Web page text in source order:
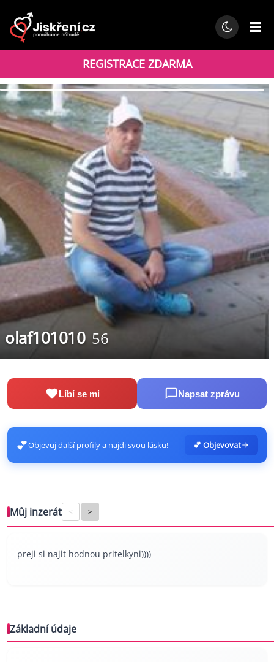
REGISTRACE ZDARMA
olaf101010 56
Líbí se mi Napsat zprávu
💕Objevuj další profily a najdi svou lásku! 💕 Objevovat
Můj inzerát < >
preji si najit hodnou pritelkyni))))
Základní údaje